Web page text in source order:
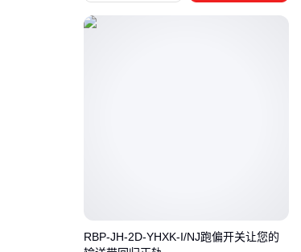
RBP-JH-2D-YHXK-I/NJ跑偏开关让您的